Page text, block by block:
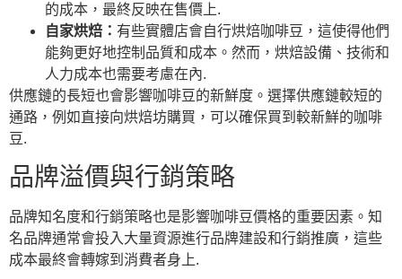
的成本，最終反映在售價上.
自家烘焙： 有些實體店會自行烘焙咖啡豆，這使得他們
能夠更好地控制品質和成本。然而，烘焙設備、技術和
人力成本也需要考慮在內.
供應鏈的長短也會影響咖啡豆的新鮮度。選擇供應鏈較短的
通路，例如直接向烘焙坊購買，可以確保買到較新鮮的咖啡
豆.
品牌溢價與行銷策略
品牌知名度和行銷策略也是影響咖啡豆價格的重要因素。知
名品牌通常會投入大量資源進行品牌建設和行銷推廣，這些
成本最終會轉嫁到消費者身上.